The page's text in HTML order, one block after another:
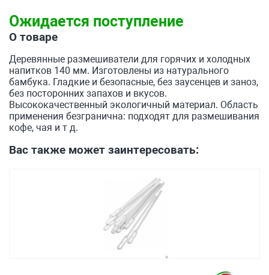
Ожидается поступление
О товаре
Деревянные размешиватели для горячих и холодных
напитков 140 мм. Изготовлены из натурального
бамбука. Гладкие и безопасные, без заусенцев и заноз,
без посторонних запахов и вкусов.
Высококачественный экологичный материал. Область
применения безгранична: подходят для размешивания
кофе, чая и т д.
Вас также может заинтересовать: